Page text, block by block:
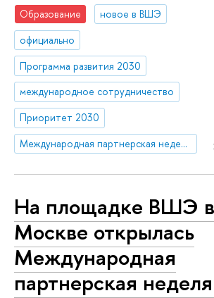
Образование
новое в ВШЭ
официально
Программа развития 2030
международное сотрудничество
Приоритет 2030
Международная партнерская неделя – 2023
На площадке ВШЭ в
Москве открылась
Международная
партнерская